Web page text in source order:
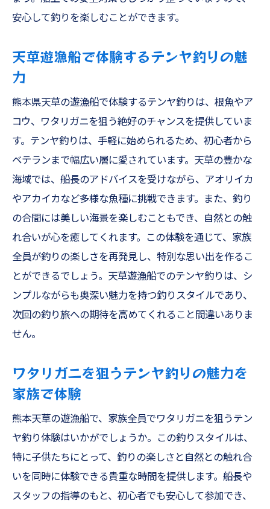
安心して釣りを楽しむことができます。
天草遊漁船で体験するテンヤ釣りの魅
力
熊本県天草の遊漁船で体験するテンヤ釣りは、根魚やア
コウ、ワタリガニを狙う絶好のチャンスを提供していま
す。テンヤ釣りは、手軽に始められるため、初心者から
ベテランまで幅広い層に愛されています。天草の豊かな
海域では、船長のアドバイスを受けながら、アオリイカ
やアカイカなど多様な魚種に挑戦できます。また、釣り
の合間には美しい海景を楽しむこともでき、自然との触
れ合いが心を癒してくれます。この体験を通じて、家族
全員が釣りの楽しさを再発見し、特別な思い出を作るこ
とができるでしょう。天草遊漁船でのテンヤ釣りは、シ
ンプルながらも奥深い魅力を持つ釣りスタイルであり、
次回の釣り旅への期待を高めてくれること間違いありま
せん。
ワタリガニを狙うテンヤ釣りの魅力を
家族で体験
熊本天草の遊漁船で、家族全員でワタリガニを狙うテン
ヤ釣り体験はいかがでしょうか。この釣りスタイルは、
特に子供たちにとって、釣りの楽しさと自然との触れ合
いを同時に体験できる貴重な時間を提供します。船長や
スタッフの指導のもと、初心者でも安心して参加でき、